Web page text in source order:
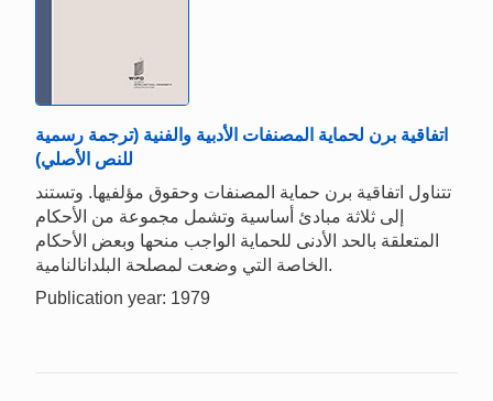
اتفاقية برن لحماية المصنفات الأدبية والفنية (ترجمة رسمية
للنص الأصلي)
تتناول اتفاقية برن حماية المصنفات وحقوق مؤلفيها. وتستند
إلى ثلاثة مبادئ أساسية وتشمل مجموعة من الأحكام
المتعلقة بالحد الأدنى للحماية الواجب منحها وبعض الأحكام
الخاصة التي وضعت لمصلحة البلدانالنامية.
Publication year: 1979